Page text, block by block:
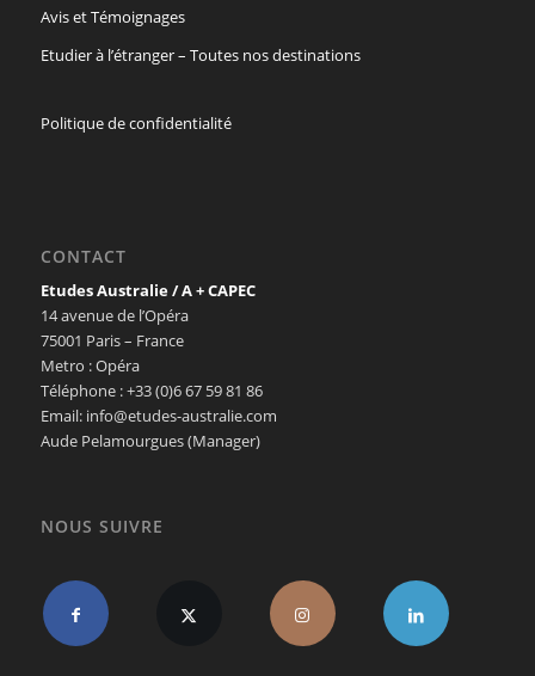
Avis et Témoignages
Etudier à l’étranger – Toutes nos destinations
Politique de confidentialité
CONTACT
Etudes Australie / A + CAPEC
14 avenue de l’Opéra
75001 Paris – France
Metro : Opéra
Téléphone : +33 (0)6 67 59 81 86
Email: info@etudes-australie.com
Aude Pelamourgues (Manager)
NOUS SUIVRE